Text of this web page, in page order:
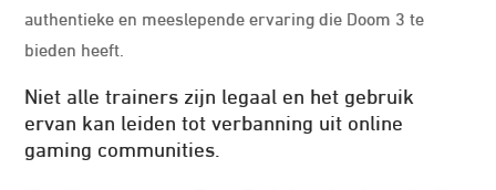
authentieke en meeslepende ervaring die Doom 3 te
bieden heeft.
Niet alle trainers zijn legaal en het gebruik
ervan kan leiden tot verbanning uit online
gaming communities.